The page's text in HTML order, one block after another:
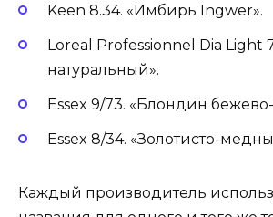
Keen 8.34. «Имбирь Ingwer».
Loreal Professionnel Dia Light
натуральный».
Essex 9/73. «Блондин
Essex 8/34. «Золотисто-
Каждый производитель